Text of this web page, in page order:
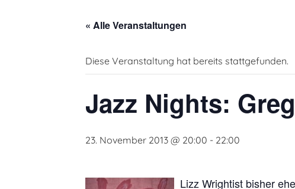
« Alle Veranstaltungen
Diese Veranstaltung hat bereits stattgefunden.
Jazz Nights:
23. November 2013 @ 20:00 - 22:00
Lizz Wrightist bisher